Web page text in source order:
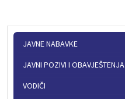
JAVNE NABAVKE
JAVNI POZIVI I OBAVJEŠTENJA
VODIČI